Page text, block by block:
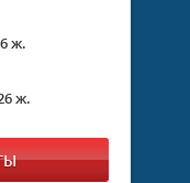
ж.
ж.